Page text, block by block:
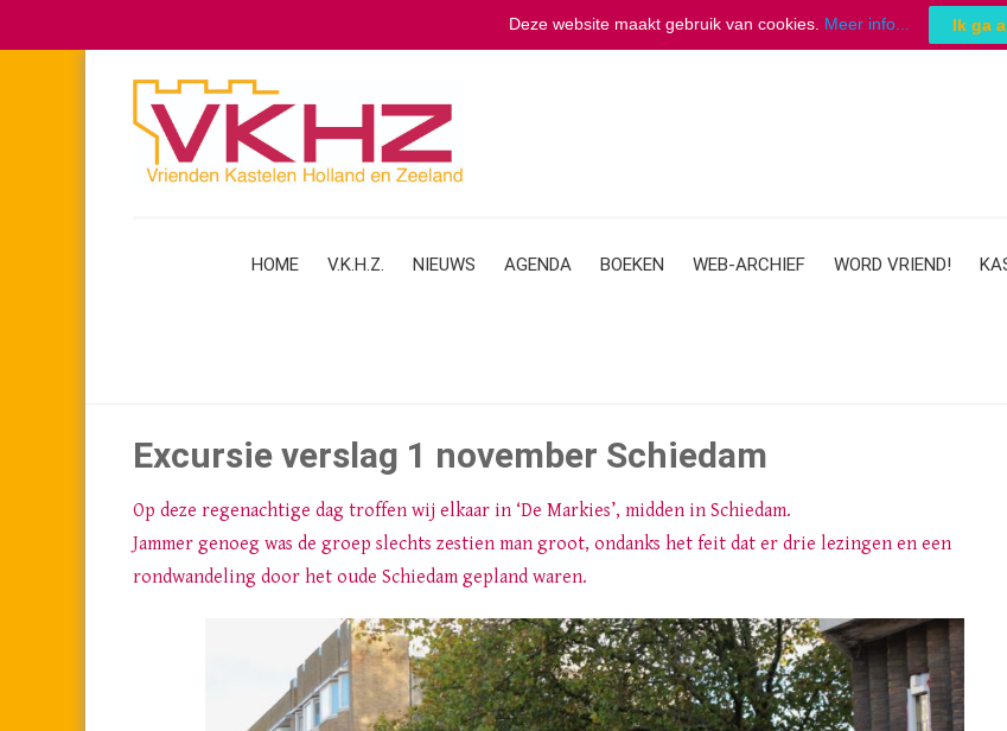
HOME V.K.H.Z. NIEUWS AGENDA BOEKEN WEB-ARCHIEF WORD VRIEND!
Excursie verslag 1 november Schiedam
Op deze regenachtige dag troffen wij elkaar in ‘De Markies’, midden in Schiedam.
Jammer genoeg was de groep slechts zestien man groot, ondanks het feit dat er drie lezingen en een
rondwandeling door het oude Schiedam gepland waren.
Deze website maakt gebruik van cookies. Meer info... Ik ga